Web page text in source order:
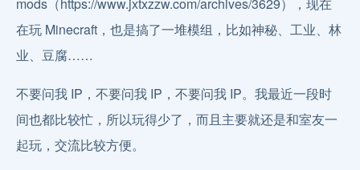
mods（https://www.jxtxzzw.com/archives/3629），现在
在玩 Minecraft，也是搞了一堆模组，比如神秘、工业、林
业、豆腐……
不要问我 IP，不要问我 IP，不要问我 IP。我最近一段时
间也都比较忙，所以玩得少了，而且主要就还是和室友一
起玩，交流比较方便。